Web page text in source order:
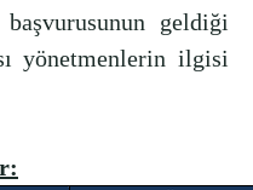
geldiği
yönetmenlerin ilgisi